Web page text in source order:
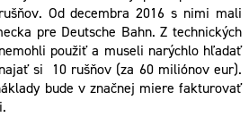
Od decembra 2016 s nimi mali
pre Deutsche Bahn. Z technických
použiť a museli narýchlo hľadať
si 10 rušňov (za 60 miliónov eur).
bude v značnej miere fakturovať